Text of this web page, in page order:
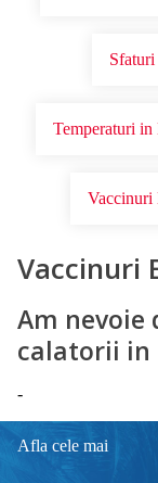
Temperaturi
Vaccinuri
Vaccinuri
Am nevoie
calatorii in
-
Afla cele mai